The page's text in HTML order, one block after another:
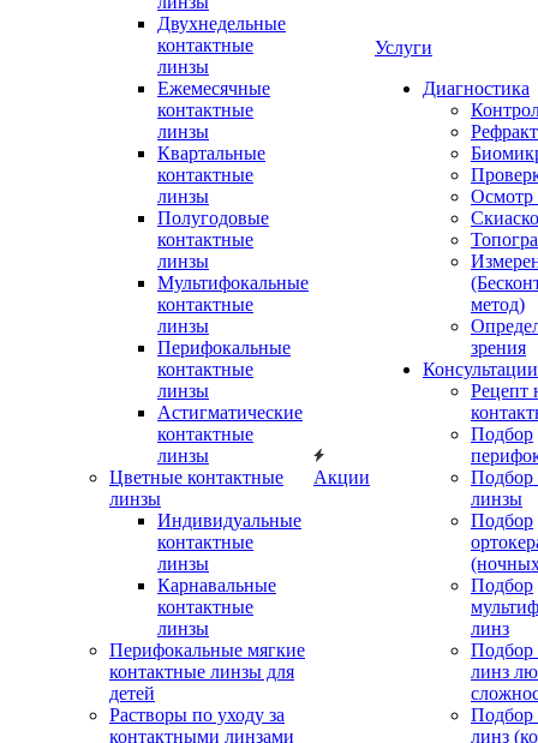
Двухнедельные
контактные
линзы
Ежемесячные
контактные
линзы
Квартальные
контактные
линзы
Полугодовые
контактные
линзы
Мультифокальные
контактные
линзы
Перифокальные
контактные
линзы
Астигматические
контактные
линзы
Цветные контактные
линзы
Индивидуальные
контактные
линзы
Карнавальные
контактные
линзы
Перифокальные мягкие
контактные линзы для
детей
Растворы по уходу за
контактными линзами
Акции
Услуги
Диагностика
Осмотр
метод)
зрения
Рецепт
Подбор
Подбор
линзы
Подбор
Подбор
линз
Подбор
линз
Подбор
линз